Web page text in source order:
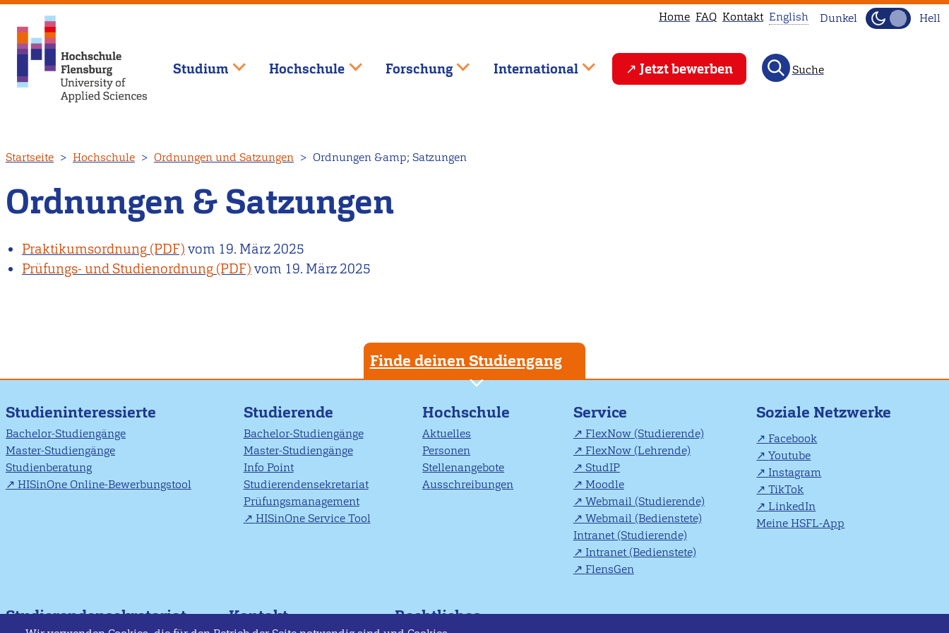
zum
Inhalt
Home FAQ Kontakt
This
page
English Dunkel Hell
Studium Hochschule Forschung International Jetzt bewerben Suche
Startseite Hochschule Ordnungen und Satzungen Ordnungen &amp; Satzungen
Ordnungen & Satzungen
Praktikumsordnung vom 19. März 2025
Prüfungs- und Studienordnung
vom 19. März 2025
Finde deinen Studiengang
Studieninteressierte
Bachelor-Studiengänge
Master-Studiengänge
Studienberatung
HISinOne Online-Bewerbungstool
Studierende
Bachelor-Studiengänge
Master-Studiengänge
Info Point
Studierendensekretariat
Prüfungsmanagement
HISinOne Service Tool
Hochschule
Aktuelles
Personen
Stellenangebote
Ausschreibungen
Service
FlexNow (Studierende)
FlexNow (Lehrende)
StudIP
Moodle
Webmail (Studierende)
Webmail (Bedienstete)
Intranet (Studierende)
Intranet (Bedienstete)
FlensGen
Soziale Netzwerke
Facebook
Youtube
Instagram
TikTok
LinkedIn
Meine HSFL-App
Studierendensekretariat Kontakt Rechtliches